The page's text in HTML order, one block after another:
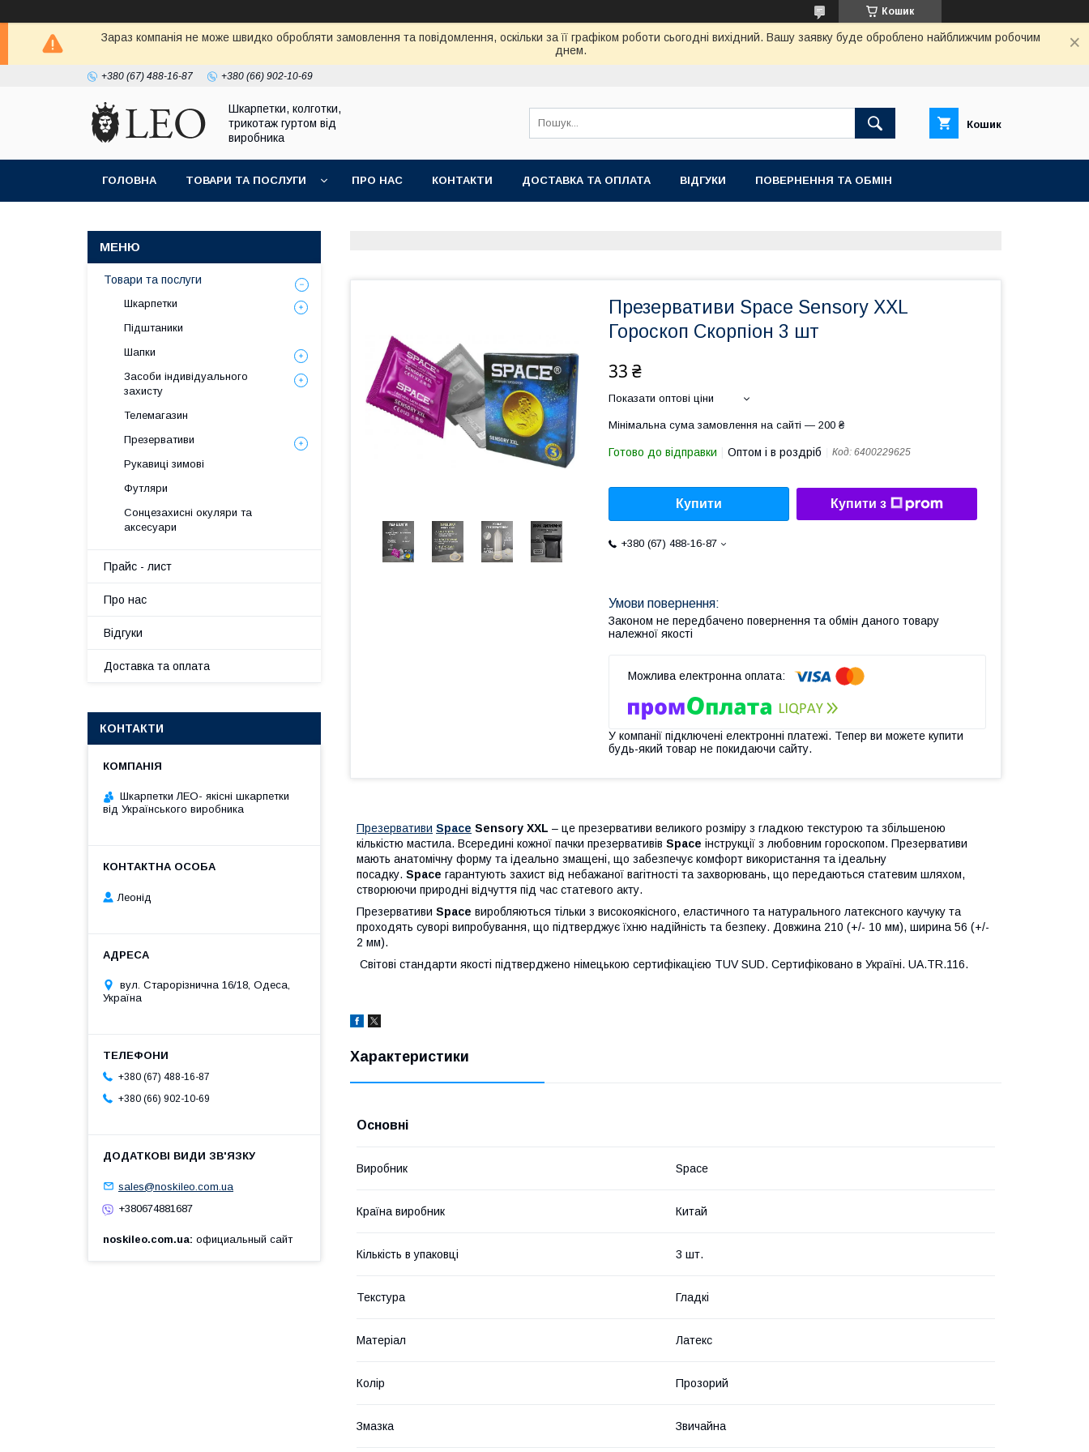
Кошик
Зараз компанія не може швидко обробляти замовлення та повідомлення, оскільки за її графіком роботи сьогодні вихідний. Вашу заявку буде оброблено найближчим робочим
днем.
+380 (67) 488-16-87 +380 (66) 902-10-69
Шкарпетки, колготки,
трикотаж гуртом від
виробника
Кошик
ГОЛОВНА ТОВАРИ ТА ПОСЛУГИ ПРО НАС КОНТАКТИ ДОСТАВКА ТА ОПЛАТА ВIДГУКИ ПОВЕРНЕННЯ ТА ОБМIН
Презервативи Space Sensory XXL
Гороскоп Скорпіон 3 шт
33 ₴
Показати оптові ціни
Мінімальна сума замовлення на сайті — 200 ₴
Готово до відправки Оптом і в роздріб Код: 6400229625
Купити Купити з
+380 (67) 488-16-87
Законом не передбачено повернення та обмін даного товару
належної якості
У компанії підключені електронні платежі. Тепер ви можете купити
будь-який товар не покидаючи сайту.
Презервативи Space Sensory XXL – це презервативи великого розміру з гладкою текстурою та збільшеною
кількістю мастила. Всередині кожної пачки презервативів Space інструкції з любовним гороскопом. Презервативи
мають анатомічну форму та ідеально змащені, що забезпечує комфорт використання та ідеальну
посадку. Space гарантують захист від небажаної вагітності та захворювань, що передаються статевим шляхом,
створюючи природні відчуття під час статевого акту.
Презервативи Space виробляються тільки з високоякісного, еластичного та натурального латексного каучуку та
проходять суворі випробування, що підтверджує їхню надійність та безпеку. Довжина 210 (+/- 10 мм), ширина 56 (+/-
2 мм).
Світові стандарти якості підтверджено німецькою сертифікацією TUV SUD. Сертифіковано в Україні. UA.TR.116.
Характеристики
Основні
Виробник Space
Країна виробник Китай
Кількість в упаковці 3 шт.
Текстура Гладкі
Матеріал Латекс
Колір Прозорий
Змазка Звичайна
Товари та послуги
Шкарпетки
Підштаники
Шапки
Засоби індивідуального
захисту
Телемагазин
Презервативи
Рукавиці зимові
Футляри
Сонцезахисні окуляри та
аксесуари
Прайс - лист
Про нас
Вiдгуки
Доставка та оплата
КОНТАКТИ
Шкарпетки ЛЕО- якісні шкарпетки
від Українського виробника
Леонід
вул. Старорізнична 16/18, Одеса,
Україна
+380 (67) 488-16-87
+380 (66) 902-10-69
sales@noskileo.com.ua
+380674881687
noskileo.com.ua официальный сайт